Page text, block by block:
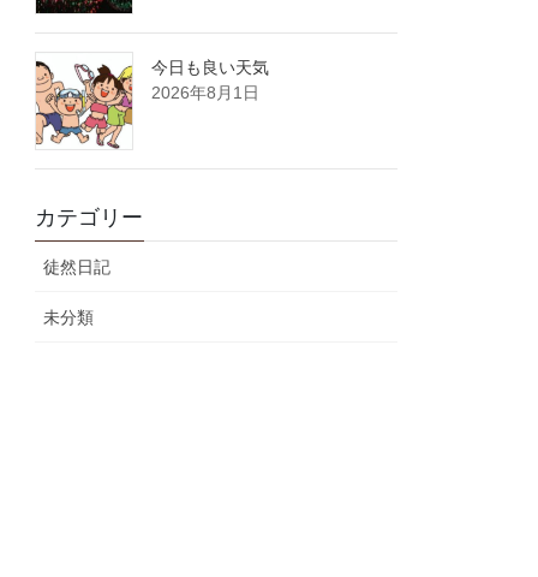
今日も良い天気
2026年8月1日
カテゴリー
徒然日記
未分類